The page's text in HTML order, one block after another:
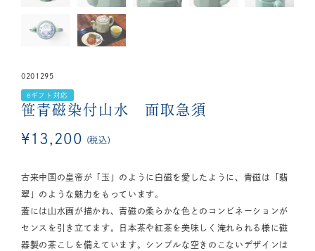
0201295
eギフト対応
笹青磁染付山水 面取急須
¥ 13,200 税込
古来中国の皇帝が「玉」のように白磁を愛したように、青磁は「翡
翠」のような魅力をもっています。
蓋には山水画が描かれ、青磁の柔らかな色とのコンビネーションが
センスを引き立てます。日本茶や紅茶を美味しく淹れられる様に磁
器製の茶こしを備えています。シンプルな空きのこないデザインは